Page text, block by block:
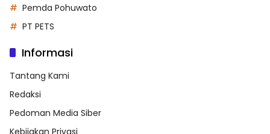
Pemda Pohuwato
PT PETS
Informasi
Tantang Kami
Redaksi
Pedoman Media Siber
Kebijakan Privasi